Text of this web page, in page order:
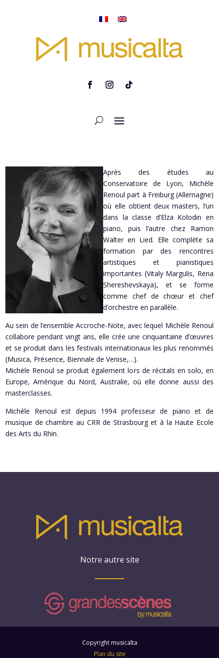
Après des études au
Conservatoire de Lyon, Michèle
Renoul part à Freiburg (Allemagne)
où elle obtient deux masters, l’un
dans la classe d’Elza Kolodin en
piano, puis l’autre chez Ramon
Walter en Lied. Elle complète sa
formation par des rencontres
artistiques et pianistiques
importantes (Vitaly Margulis, Rena
Shereshevskaya), et se forme
comme chef de chœur et chef
d’orchestre en parallèle.
Au sein de l’ensemble Accroche-Note, avec lequel Michèle Renoul
collabore pendant vingt ans, elle crée une cinquantaine d’œuvres
et se produit dans les festivals internationaux les plus renommés
(Musica, Présence, Biennale de Venise,…).
Michèle Renoul se produit également lors de récitals en solo, en
Europe, Amérique du Nord, Australie, où elle donne aussi des
masterclasses.
Michèle Renoul est depuis 1994 professeur de piano et de
musique de chambre au CRR de Strasbourg et à la Haute Ecole
des Arts du Rhin.
Notre autre site
Copyright musicalta
Plan du site